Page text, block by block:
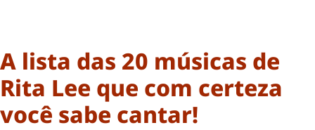
A lista das 20 músicas de
Rita Lee que com certeza
você sabe cantar!